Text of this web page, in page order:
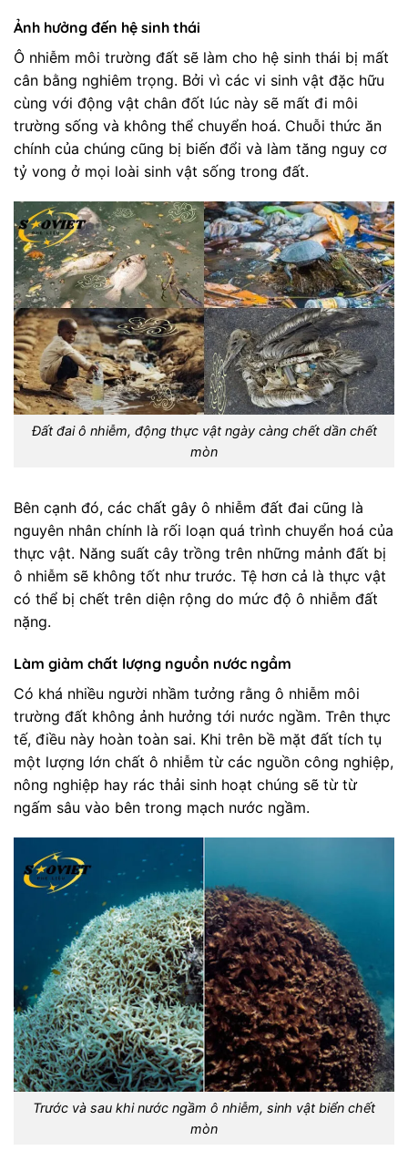
Ảnh hưởng đến hệ sinh thái
Ô nhiễm môi trường đất sẽ làm cho hệ sinh thái bị mất
cân bằng nghiêm trọng. Bởi vì các vi sinh vật đặc hữu
cùng với động vật chân đốt lúc này sẽ mất đi môi
trường sống và không thể chuyển hoá. Chuỗi thức ăn
chính của chúng cũng bị biến đổi và làm tăng nguy cơ
tỷ vong ở mọi loài sinh vật sống trong đất.
Đất đai ô nhiễm, động thực vật ngày càng chết dần chết
mòn
Bên cạnh đó, các chất gây ô nhiễm đất đai cũng là
nguyên nhân chính là rối loạn quá trình chuyển hoá của
thực vật. Năng suất cây trồng trên những mảnh đất bị
ô nhiễm sẽ không tốt như trước. Tệ hơn cả là thực vật
có thể bị chết trên diện rộng do mức độ ô nhiễm đất
nặng.
Làm giảm chất lượng nguồn nước ngầm
Có khá nhiều người nhầm tưởng rằng ô nhiễm môi
trường đất không ảnh hưởng tới nước ngầm. Trên thực
tế, điều này hoàn toàn sai. Khi trên bề mặt đất tích tụ
một lượng lớn chất ô nhiễm từ các nguồn công nghiệp,
nông nghiệp hay rác thải sinh hoạt chúng sẽ từ từ
ngấm sâu vào bên trong mạch nước ngầm.
Trước và sau khi nước ngầm ô nhiễm, sinh vật biển chết
mòn